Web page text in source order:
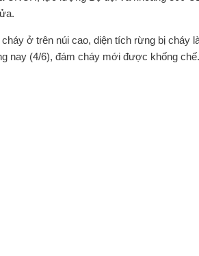
ở trên núi cao, diện tích rừng bị cháy
nay (4/6), đám cháy mới được khống chế.